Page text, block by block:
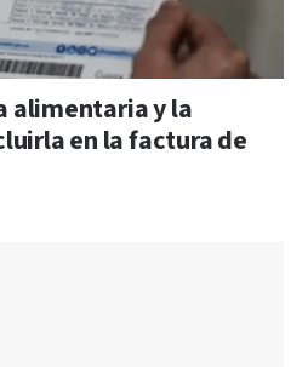
alimentaria y la
en la factura de